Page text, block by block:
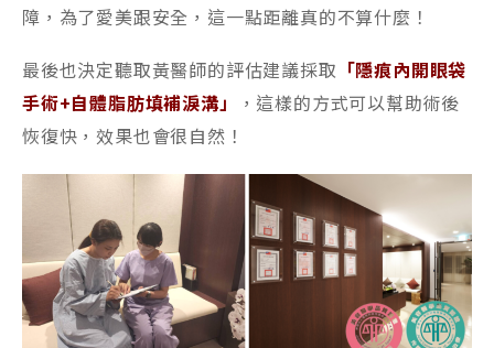
障，為了愛美跟安全，這一點距離真的不算什麼！
最後也決定聽取黃醫師的評估建議採取 「隱痕內開眼袋
手術+自體脂肪填補淚溝」
，這樣的方式可以幫助術後
恢復快，效果也會很自然！